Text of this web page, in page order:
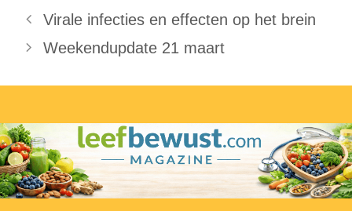
Virale infecties en effecten op het brein
Weekendupdate 21 maart